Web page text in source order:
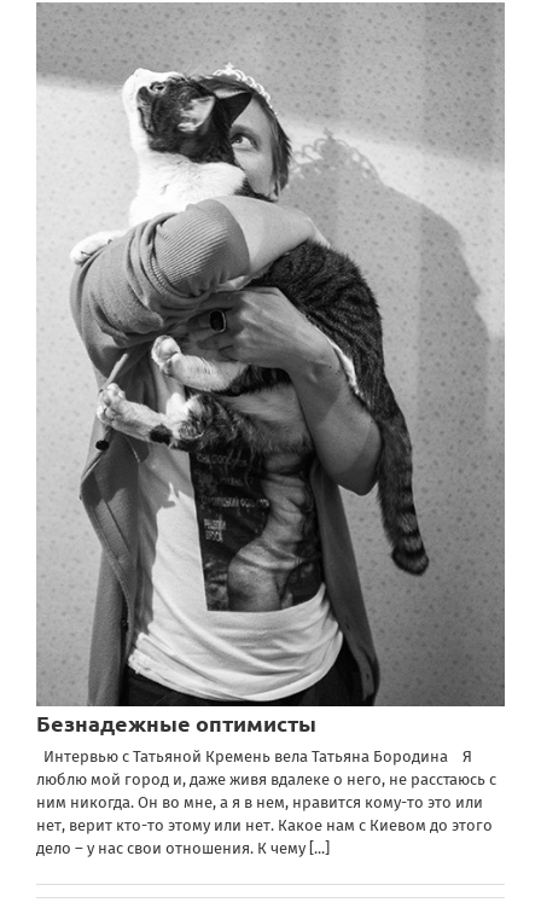
Безнадежные оптимисты
Интервью с Татьяной Кремень вела Татьяна Бородина Я
люблю мой город и, даже живя вдалеке о него, не расстаюсь с
ним никогда. Он во мне, а я в нем, нравится кому-то это или
нет, верит кто-то этому или нет. Какое нам с Киевом до этого
дело – у нас свои отношения. К чему [...]